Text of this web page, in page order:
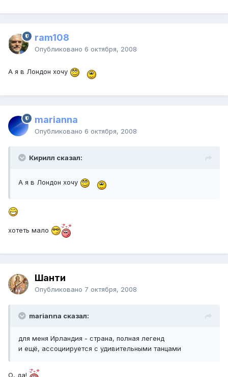
ram108
Опубликовано 6 октября, 2008
А я в Лондон хочу
marianna
Опубликовано 6 октября, 2008
Кирилл сказал:
А я в Лондон хочу
хотеть мало
Шанти
Опубликовано 7 октября, 2008
marianna сказал:
для меня Ирландия - страна, полная легенд
и ещё, ассоциируется с удивительными танцами
О, да!